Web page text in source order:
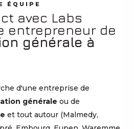
ÉQUIPE
avec Labs
entrepreneur de
générale à
d'une entreprise de
générale ou de
et tout autour (Malmedy,